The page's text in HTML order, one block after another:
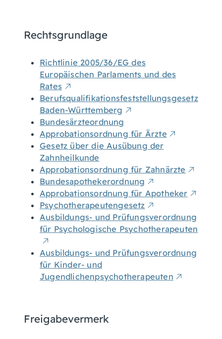
Rechtsgrundlage
Richtlinie 2005/36/EG des
Europäischen Parlaments und des
Rates
Berufsqualifikationsfeststellungsgesetz
Baden-Württemberg
Bundesärzteordnung
Approbationsordnung für Ärzte
Gesetz über die Ausübung der
Zahnheilkunde
Approbationsordnung für Zahnärzte
Bundesapothekerordnung
Approbationsordnung für Apotheker
Psychotherapeutengesetz
Ausbildungs- und Prüfungsverordnung
für Psychologische Psychotherapeuten
Ausbildungs- und Prüfungsverordnung
für Kinder- und
Jugendlichenpsychotherapeuten
Freigabevermerk